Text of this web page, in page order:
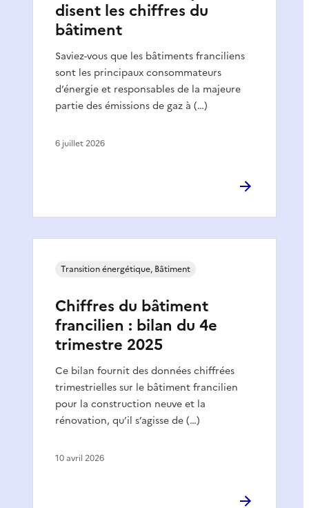
disent les chiffres du
bâtiment
Saviez-vous que les bâtiments franciliens
sont les principaux consommateurs
d’énergie et responsables de la majeure
partie des émissions de gaz à (…)
6 juillet 2026
Chiffres du bâtiment
francilien : bilan du 4e
trimestre 2025
Ce bilan fournit des données chiffrées
trimestrielles sur le bâtiment francilien
pour la construction neuve et la
rénovation, qu’il s’agisse de (…)
Transition énergétique, Bâtiment
10 avril 2026